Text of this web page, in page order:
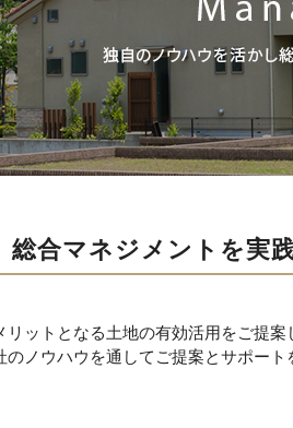
総合マネジメントを実
ットとなる土地の有効活用をご提
ノウハウを通してご提案とサポート